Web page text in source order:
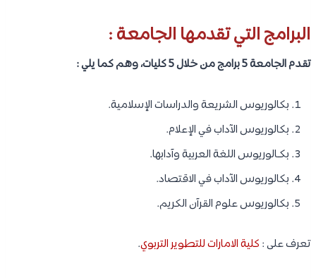
البرامج التي تقدمها الجامعة :
تقدم الجامعة 5 برامج من خلال 5 كليات، وهم كما يلي :
بكالوريوس الشريعة والدراسات الإسلامية.
بكالوريوس الآداب في الإعلام.
بكـالوريوس اللغة العربية وآدابها.
بكالوريوس الآداب في الاقتصاد.
بكالوريوس علوم القرآن الكريم.
تعرف على : كلية الامارات للتطوير التربوي.